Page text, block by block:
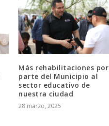
Más rehabilitaciones por
parte del Municipio al
sector educativo de
nuestra ciudad
28 marzo, 2025